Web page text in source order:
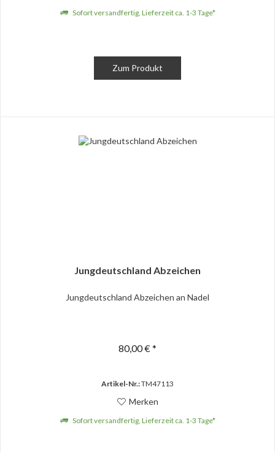
Sofort versandfertig, Lieferzeit ca. 1-3 Tage*
Zum Produkt
Jungdeutschland Abzeichen
Jungdeutschland Abzeichen an Nadel
80,00 € *
Artikel-Nr.:TM47113
Merken
Sofort versandfertig, Lieferzeit ca. 1-3 Tage*